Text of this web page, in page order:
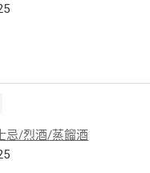
忌/烈酒/蒸餾酒